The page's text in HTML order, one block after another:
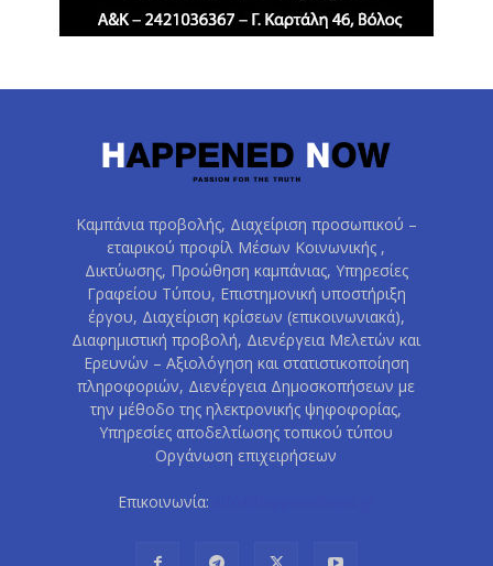
Καμπάνια προβολής, Διαχείριση προσωπικού –
εταιρικού προφίλ Μέσων Κοινωνικής ,
Δικτύωσης, Προώθηση καμπάνιας, Υπηρεσίες
Γραφείου Τύπου, Επιστημονική υποστήριξη
έργου, Διαχείριση κρίσεων (επικοινωνιακά),
Διαφημιστική προβολή, Διενέργεια Μελετών και
Ερευνών – Αξιολόγηση και στατιστικοποίηση
πληροφοριών, Διενέργεια Δημοσκοπήσεων με
την μέθοδο της ηλεκτρονικής ψηφοφορίας,
Υπηρεσίες αποδελτίωσης τοπικού τύπου
Οργάνωση επιχειρήσεων
Επικοινωνία: